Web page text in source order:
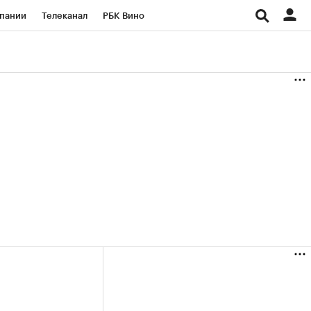
Телеканал РБК Вино